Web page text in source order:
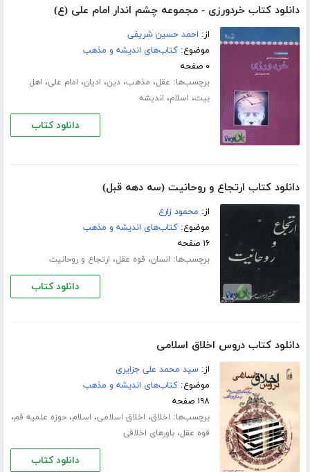
دانلود کتاب خردورزی - مجموعه چشم اندار امام علی (ع)
از: احمد حسین شریفی
موضوع:کتاب‌های اندیشه و مذهب
۰ صفحه
برچسب‌ها: عقل، مذهب،دین، ادیان، امام علی، اهل
بیت، اسلام، اندیشه
دانلود کتاب
دانلود کتاب ارتجاع و روحانیت (سه دهه قبل)
از: محمود زارع
موضوع:کتاب‌های اندیشه و مذهب
۱۶ صفحه
برچسب‌ها: انسان، قوه عقل، ارتجاع و روحانیت
دانلود کتاب
دانلود کتاب دروس اخلاق اسلامی
از:سید محمد علی جزایری
موضوع:کتاب‌های اندیشه و مذهب
۱۹۸ صفحه
برچسب‌ها: اخلاق، اخلاق اسلامی، اسلام،حوزه علمیه قم،
قوه عقل،باورهای اخلاقی
دانلود کتاب